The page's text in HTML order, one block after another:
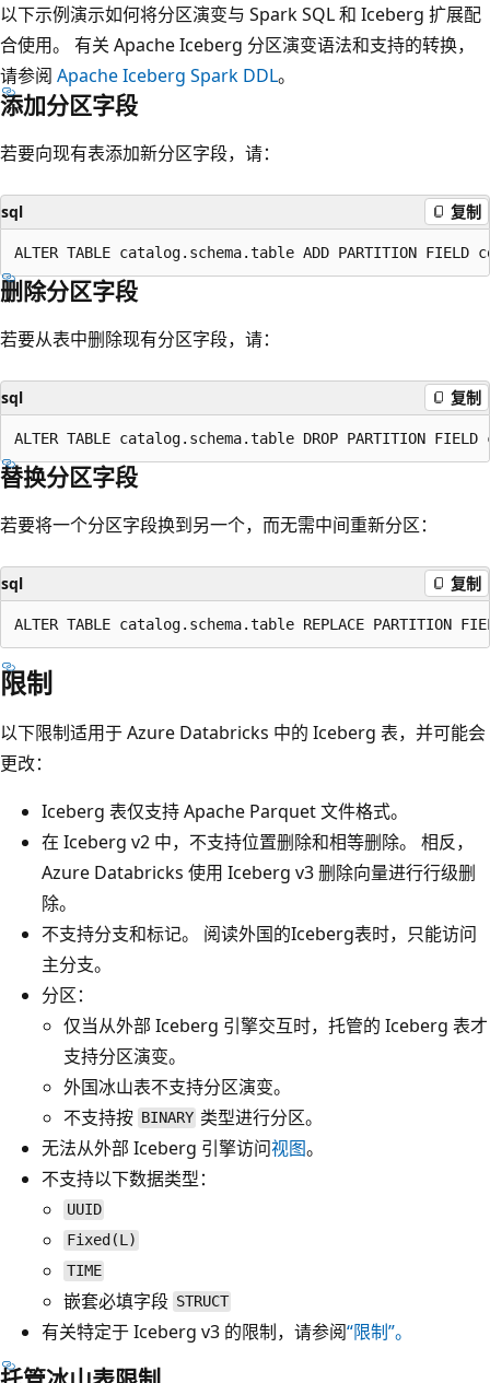
以下示例演示如何将分区演变与 Spark SQL 和 Iceberg 扩展配
合使用。 有关 Apache Iceberg 分区演变语法和支持的转换，
请参阅 Apache Iceberg Spark DDL。
添加分区字段
若要向现有表添加新分区字段，请：
sql 复制
删除分区字段
若要从表中删除现有分区字段，请：
sql 复制
替换分区字段
若要将一个分区字段换到另一个，而无需中间重新分区：
sql 复制
限制
以下限制适用于 Azure Databricks 中的 Iceberg 表，并可能会
更改：
Iceberg 表仅支持 Apache Parquet 文件格式。
在 Iceberg v2 中，不支持位置删除和相等删除。 相反，
Azure Databricks 使用 Iceberg v3 删除向量进行行级删
除。
不支持分支和标记。 阅读外国的Iceberg表时，只能访问
主分支。
分区：
仅当从外部 Iceberg 引擎交互时，托管的 Iceberg 表才
支持分区演变。
外国冰山表不支持分区演变。
不支持按 BINARY 类型进行分区。
无法从外部 Iceberg 引擎访问视图。
不支持以下数据类型：
UUID
Fixed(L)
TIME
嵌套必填字段 STRUCT
有关特定于 Iceberg v3 的限制，请参阅“限制”。